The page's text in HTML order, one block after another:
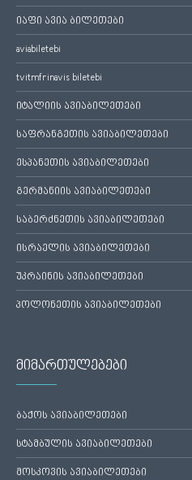
იაფი ავია ბილეთები
aviabiletebi
tvitmfrinavis biletebi
იტალიის ავიაბილეთები
საფრანგეთის ავიაბილეთები
ესპანეთის ავიაბილეთები
გერმანიის ავიაბილეთები
საბერძნეთის ავიაბილეთები
ისრაელის ავიაბილეთები
უკრაინის ავიაბილეთები
პოლონეთის ავიაბილეთები
მიმართულებები
ბაქოს ავიაბილეთები
სტამბულის ავიაბილეთები
მოსკოვის ავიაბილეთები